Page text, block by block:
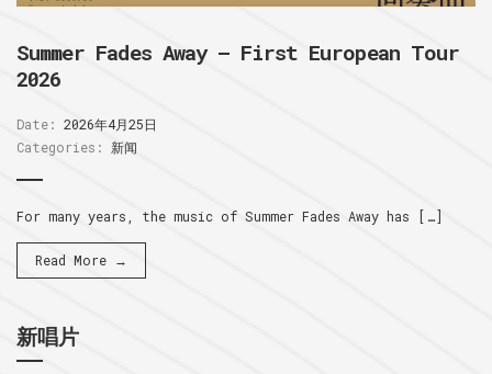
Summer Fades Away – First European Tour
2026
Date: 2026年4月25日
Categories:
新闻
For many years, the music of Summer Fades Away has […]
Read More →
新唱片